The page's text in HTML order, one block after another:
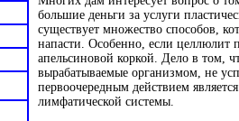
большие деньги за услуги
существует множество способов,
напасти. Особенно, если целлюлит
апельсиновой коркой. Дело в том,
вырабатываемые организмом, не
первоочередным действием
лимфатической системы.